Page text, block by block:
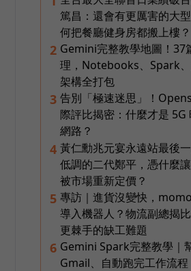
篤昌：還會有更厲害的大
何把餐廳健身房都搬上樓？
2 Gemini完整教學地圖！37
理，Notebooks、Spark
架構全打包
3 告別「極速迷思」！
際評比揭密：什麼才是 5G
網路？
4 黃仁勳兆元宴永遠站最後
低調的二代鄭平，憑什麼
被市場重新定價？
5 專訪｜進貨沒變快，
導入機器人？物流副總揭
更棘手的缺工難題
6 Gemini Spark完整教學｜
Gmail、自動跑完工作流程